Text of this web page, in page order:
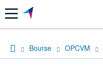
Menu
Bourse OPCVM